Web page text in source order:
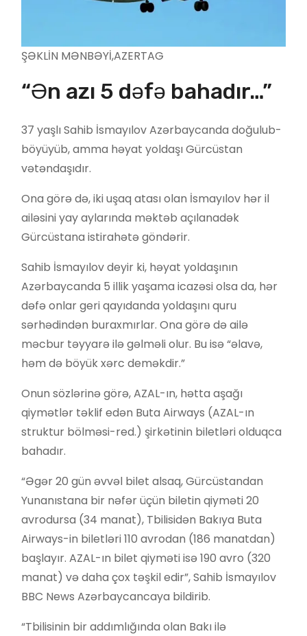
ŞƏKLİN MƏNBƏYİ,AZERTAG
“Ən azı 5 dəfə bahadır…”
37 yaşlı Sahib İsmayılov Azərbaycanda doğulub-
böyüyüb, amma həyat yoldaşı Gürcüstan
vətəndaşıdır.
Ona görə də, iki uşaq atası olan İsmayılov hər il
ailəsini yay aylarında məktəb açılanadək
Gürcüstana istirahətə göndərir.
Sahib İsmayılov deyir ki, həyat yoldaşının
Azərbaycanda 5 illik yaşama icazəsi olsa da, hər
dəfə onlar geri qayıdanda yoldaşını quru
sərhədindən buraxmırlar. Ona görə də ailə
məcbur təyyarə ilə gəlməli olur. Bu isə “əlavə,
həm də böyük xərc deməkdir.”
Onun sözlərinə görə, AZAL-ın, hətta aşağı
qiymətlər təklif edən Buta Airways (AZAL-ın
struktur bölməsi-red.) şirkətinin biletləri olduqca
bahadır.
“Əgər 20 gün əvvəl bilet alsaq, Gürcüstandan
Yunanıstana bir nəfər üçün biletin qiyməti 20
avrodursa (34 manat), Tbilisidən Bakıya Buta
Airways-in biletləri 110 avrodan (186 manatdan)
başlayır. AZAL-ın bilet qiyməti isə 190 avro (320
manat) və daha çox təşkil edir”, Sahib İsmayılov
BBC News Azərbaycancaya bildirib.
“Tbilisinin bir addımlığında olan Bakı ilə